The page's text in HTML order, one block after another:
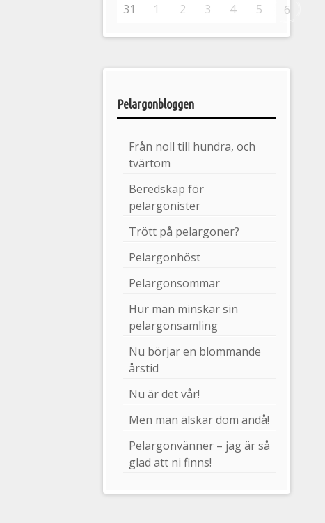
31
1 2 3 4 5 6
Pelargonbloggen
Från noll till hundra, och
tvärtom
Beredskap för
pelargonister
Trött på pelargoner?
Pelargonhöst
Pelargonsommar
Hur man minskar sin
pelargonsamling
Nu börjar en blommande
årstid
Nu är det vår!
Men man älskar dom ändå!
Pelargonvänner – jag är så
glad att ni finns!